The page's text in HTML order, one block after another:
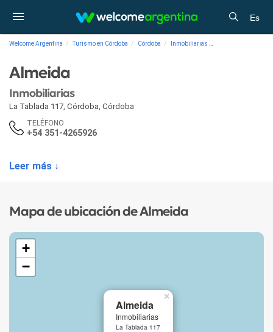
Es
Welcome Argentina Turismo en Córdoba Córdoba Inmobiliarias
Almeida
Inmobiliarias
La Tablada 117, Córdoba, Córdoba
TELÉFONO
+54 351-4265926
Leer más ↓
Mapa de ubicación de Almeida
Almeida
Inmobiliarias
La Tablada 117
×
+
−